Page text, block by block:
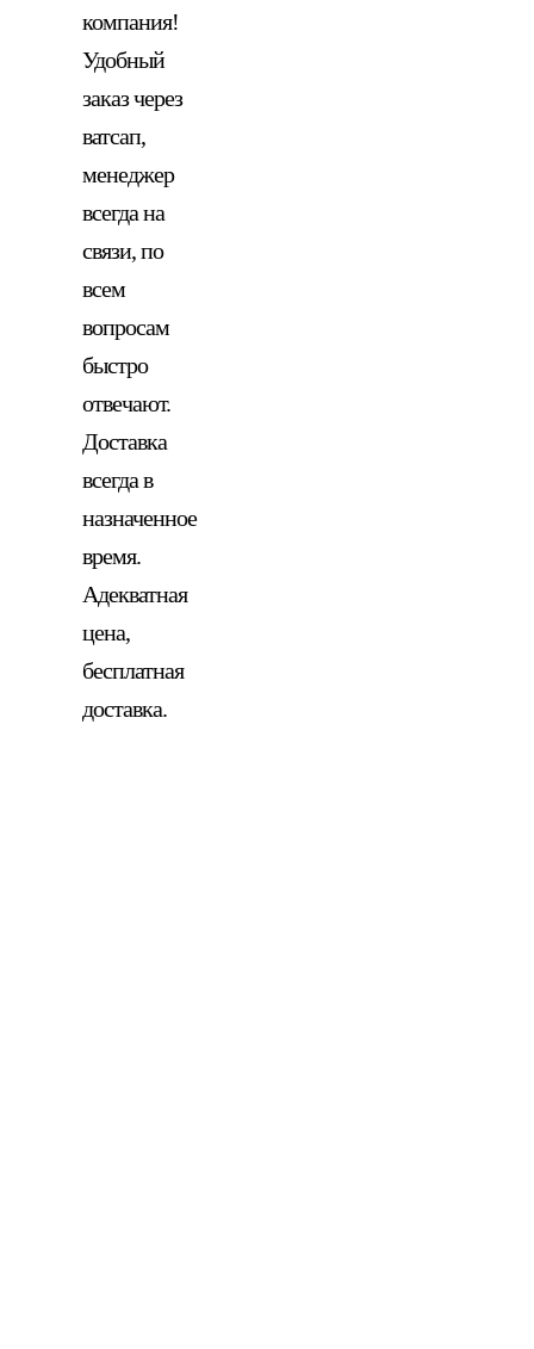
компания!
Удобный
заказ через
ватсап,
менеджер
всегда на
связи, по
всем
вопросам
быстро
отвечают.
Доставка
всегда в
назначенное
время.
Адекватная
цена,
бесплатная
доставка.